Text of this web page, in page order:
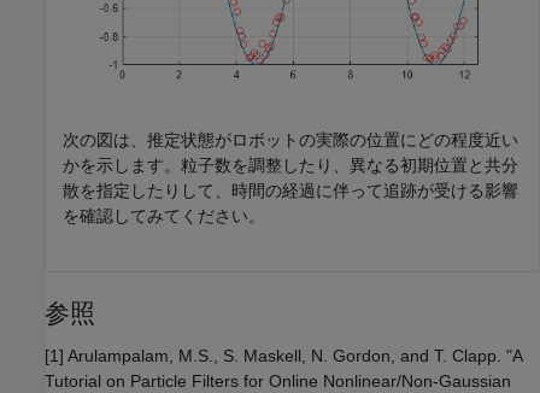
次の図は、推定状態がロボットの実際の位置にどの程度近い
かを示します。粒子数を調整したり、異なる初期位置と共分
散を指定したりして、時間の経過に伴って追跡が受ける影響
を確認してみてください。
参照
[1] Arulampalam, M.S., S. Maskell, N. Gordon, and T. Clapp. "A
Tutorial on Particle Filters for Online Nonlinear/Non-Gaussian